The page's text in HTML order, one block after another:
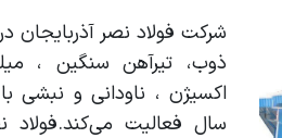
شرکت فولاد نصر آذربایجان